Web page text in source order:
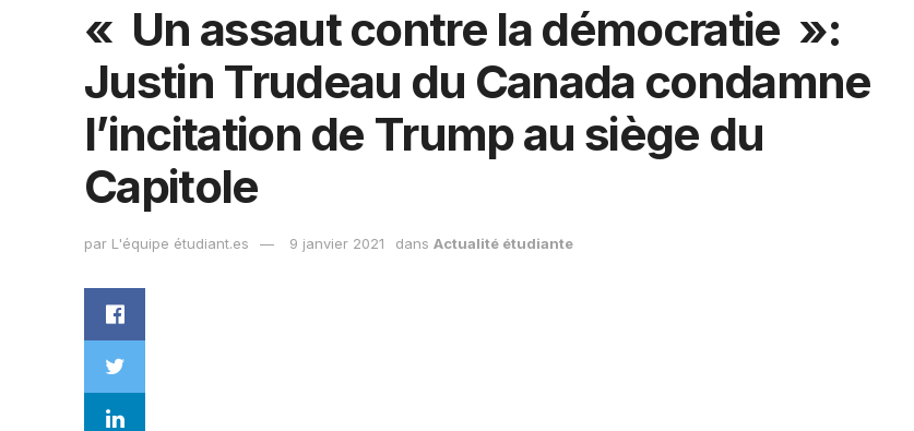
« Un assaut contre la démocratie »:
Justin Trudeau du Canada condamne
l’incitation de Trump au siège du
Capitole
par L'équipe étudiant.es 9 janvier 2021 dans Actualité étudiante